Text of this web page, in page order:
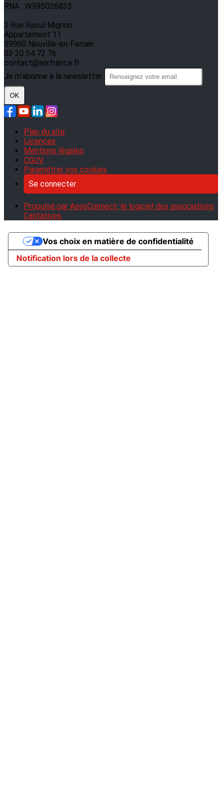
RNA : W595026835
3 Rue Raoul Mignon
Appartement 11
59960 Neuville-en-Ferrain
03 20 54 72 76
contact@anrfrance.fr
Je m'abonne à la newsletter
OK
Plan du site
Licences
Mentions légales
CGUV
Paramétrer vos cookies
Se connecter
Propulsé par AssoConnect, le logiciel des associations
Caritatives
Notification lors de la collecte
Vos choix en matière de confidentialité